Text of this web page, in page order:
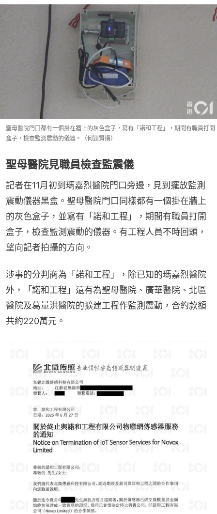
聖母醫院門口都有一個掛在牆上的灰色盒子，寫有「諾和工程」，期間有職員打開
盒子，檢查監測震動的儀器。（何頴賢攝）
聖母醫院見職員檢查監震儀
記者在11月初到瑪嘉烈醫院門口旁邊，見到擺放監測
震動儀器黑盒。聖母醫院門口同樣都有一個掛在牆上
的灰色盒子，並寫有「諾和工程」，期間有職員打開
盒子，檢查監測震動的儀器。有工程人員不時回頭，
望向記者拍攝的方向。
涉事的分判商為「諾和工程」，除已知的瑪嘉烈醫院
外，「諾和工程」還有為聖母醫院、廣華醫院、北區
醫院及葛量洪醫院的擴建工程作監測震動，合約款額
共約220萬元。